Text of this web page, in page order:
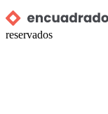
reservados